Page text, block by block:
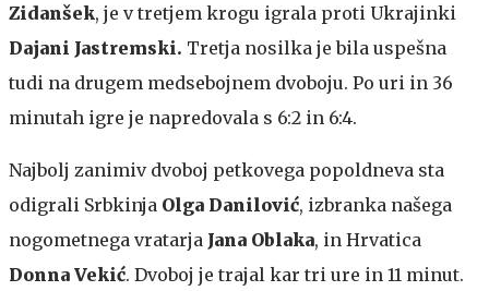
Zidanšek, je v tretjem krogu igrala proti Ukrajinki
Dajani Jastremski. Tretja nosilka je bila uspešna
tudi na drugem medsebojnem dvoboju. Po uri in 36
minutah igre je napredovala s 6:2 in 6:4.
Najbolj zanimiv dvoboj petkovega popoldneva sta
odigrali Srbkinja Olga Danilović, izbranka našega
nogometnega vratarja Jana Oblaka, in Hrvatica
Donna Vekić. Dvoboj je trajal kar tri ure in 11 minut.